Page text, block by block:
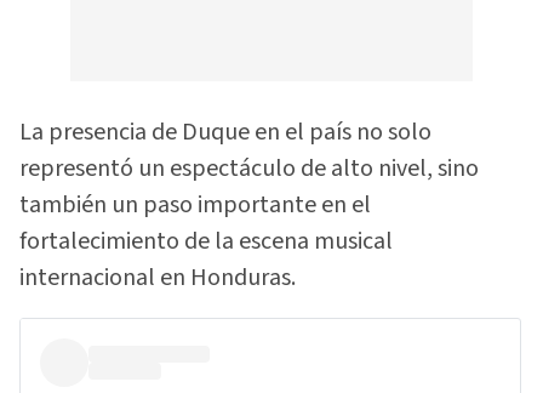
La presencia de Duque en el país no solo
representó un espectáculo de alto nivel, sino
también un paso importante en el
fortalecimiento de la escena musical
internacional en Honduras.